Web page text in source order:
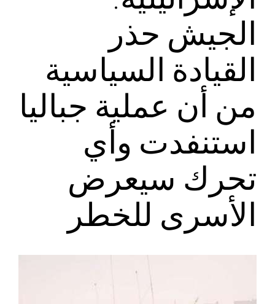
الجيش حذر
القيادة السياسية
من أن عملية جباليا
استنفدت وأي
تحرك سيعرض
الأسرى للخطر